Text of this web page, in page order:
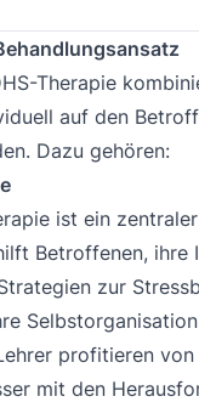
Therapie
auf den
Dazu gehören:
ist ein
Betroffenen, ihre
zur
profitieren
mit den